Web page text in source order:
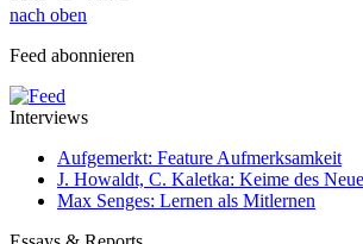
nach oben
Feed abonnieren
Interviews
Aufgemerkt: Feature Aufmerksamkeit
J. Howaldt, C. Kaletka: Keime des
Max Senges: Lernen als Mitlernen